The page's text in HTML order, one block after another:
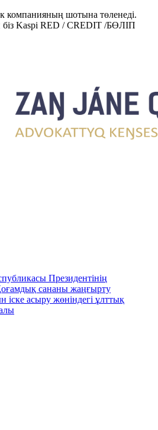
компанияның шотына төленеді.
біз Kaspi RED / CREDIT /БӨЛІП
Президентінің
сананы жаңғырту
іске асыру жөніндегі ұлттық